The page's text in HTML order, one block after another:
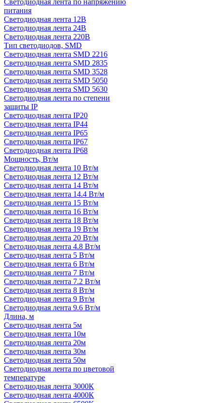
Светодиодная лента по напряжению
питания
Светодиодная лента 12В
Светодиодная лента 24В
Светодиодная лента 220В
Тип светодиодов, SMD
Cветодиодная лента SMD 2216
Светодиодная лента SMD 2835
Светодиодная лента SMD 3528
Светодиодная лента SMD 5050
Светодиодная лента SMD 5630
Светодиодная лента по степени
защиты IP
Светодиодная лента IP20
Светодиодная лента IP44
Светодиодная лента IP65
Светодиодная лента IP67
Светодиодная лента IP68
Мощность, Вт/м
Светодиодная лента 10 Вт/м
Светодиодная лента 12 Вт/м
Светодиодная лента 14 Вт/м
Светодиодная лента 14.4 Вт/м
Светодиодная лента 15 Вт/м
Светодиодная лента 16 Вт/м
Светодиодная лента 18 Вт/м
Светодиодная лента 19 Вт/м
Светодиодная лента 20 Вт/м
Светодиодная лента 4.8 Вт/м
Светодиодная лента 5 Вт/м
Светодиодная лента 6 Вт/м
Светодиодная лента 7 Вт/м
Светодиодная лента 7.2 Вт/м
Светодиодная лента 8 Вт/м
Светодиодная лента 9 Вт/м
Светодиодная лента 9.6 Вт/м
Длина, м
Светодиодная лента 5м
Светодиодная лента 10м
Светодиодная лента 20м
Светодиодная лента 30м
Светодиодная лента 50м
Светодиодная лента по цветовой
температуре
Светодиодная лента 3000К
Светодиодная лента 4000К